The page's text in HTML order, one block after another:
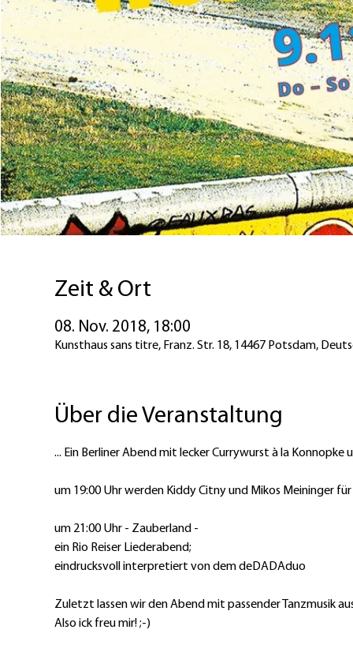
Zeit & Ort
08. Nov. 2018, 18:00
Kunsthaus sans titre, Franz. Str. 18, 14467 Potsdam,
Über die Veranstaltung
... Ein Berliner Abend mit lecker Currywurst à la Konnopke
um 19:00 Uhr werden Kiddy Citny und Mikos Meininger
um 21:00 Uhr - Zauberland -
ein Rio Reiser Liederabend;
eindrucksvoll interpretiert von dem deDADAduo
Zuletzt lassen wir den Abend mit passender Tanzmusik
Also ick freu mir! ;-)